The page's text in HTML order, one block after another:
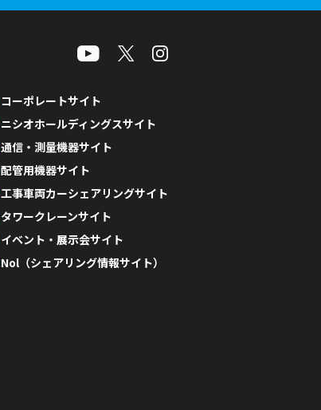
コーポレートサイト
ニシオホールディングスサイト
通信・測量機器サイト
配管用機器サイト
工事車両カーシェアリングサイト
タワークレーンサイト
イベント・展示会サイト
Nol（シェアリング情報サイト）